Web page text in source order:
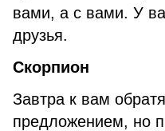
вами, а с вами. У
друзья.
Скорпион
Завтра к вам
предложением, но